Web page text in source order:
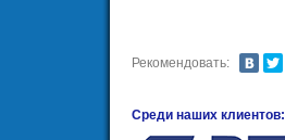
Рекомендовать:
Среди наших клиентов: